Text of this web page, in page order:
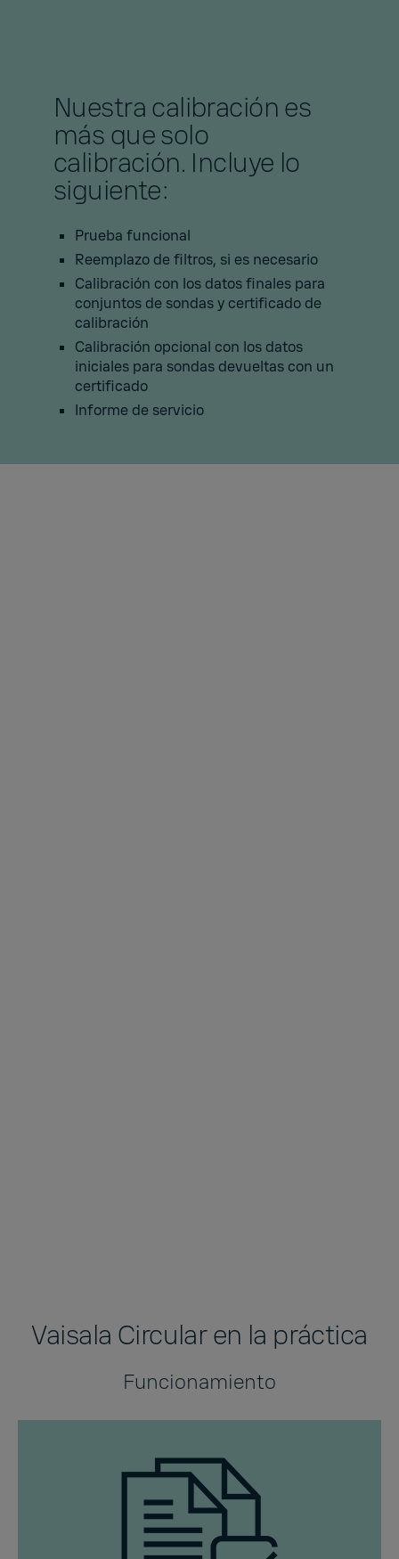
Nuestra calibración es
más que solo
calibración. Incluye lo
siguiente:
Prueba funcional
Reemplazo de filtros, si es necesario
Calibración con los datos finales para
conjuntos de sondas y certificado de
calibración
Calibración opcional con los datos
iniciales para sondas devueltas con un
certificado
Informe de servicio
Vaisala Circular en la práctica
Funcionamiento